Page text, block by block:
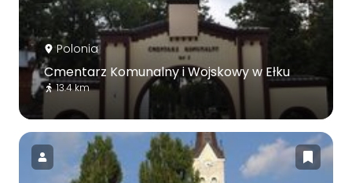
Polonia
Cmentarz Komunalny i Wojskowy w Ełku
13.4 km